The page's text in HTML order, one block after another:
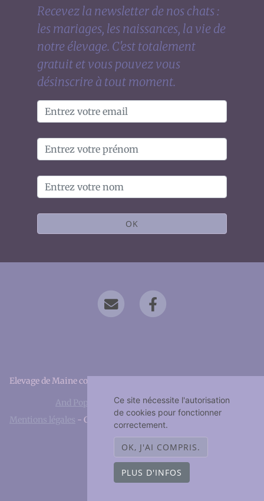
Recevez la newsletter de nos chats :
les mariages, les naissances, la vie de
notre élevage. C'est totalement
gratuit et vous pouvez vous
désinscrire à tout moment.
OK
Elevage de Maine coon depuis 2019 situé en Bouches-du-Rhône
And Popsi dust surchat-et-chaton.com
Mentions légales - Copyright© And Popsi dust 2026 - Site créé
Ce site nécessite l'autorisation
de cookies pour fonctionner
correctement.
OK, J'AI COMPRIS.
PLUS D'INFOS